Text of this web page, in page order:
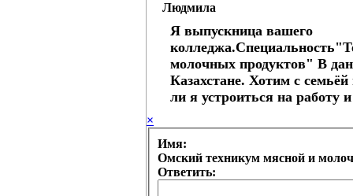
Людмила
Я выпускница вашего
молочных продуктов" В
Казахстане. Хотим с
ли я устроиться на работу
×
Имя:
Омский техникум мясной и
Ответить: